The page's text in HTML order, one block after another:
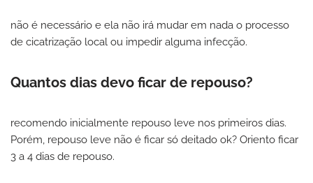
não é necessário e ela não irá mudar em nada o processo
de cicatrização local ou impedir alguma infecção.
Quantos dias devo ficar de repouso?
recomendo inicialmente repouso leve nos primeiros dias.
Porém, repouso leve não é ficar só deitado ok? Oriento ficar
3 a 4 dias de repouso.